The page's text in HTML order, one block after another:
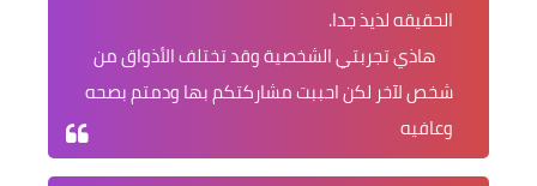
الحقيقه لذيذ جدا.
هاذي تجربتي الشخصية وقد تختلف الأذواق من
شخص لآخر لكن احببت مشاركتكم بها ودمتم بصحه
وعافيه